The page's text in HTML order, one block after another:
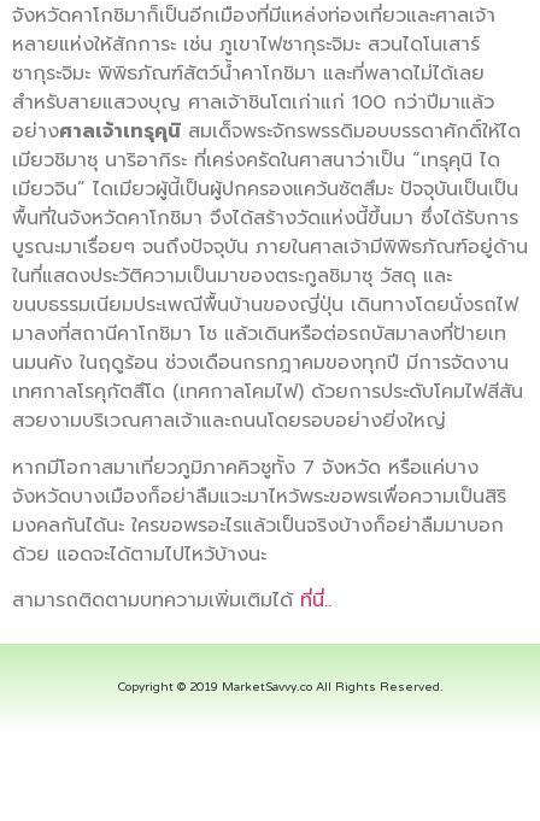
จังหวัดคาโกชิมาก็เป็นอีกเมืองที่มีแหล่งท่องเที่ยวและศาลเจ้า
หลายแห่งให้สักการะ เช่น ภูเขาไฟซากุระจิมะ สวนไดโนเสาร์
ซากุระจิมะ พิพิธภัณฑ์สัตว์น้ำคาโกชิมา และที่พลาดไม่ได้เลย
สำหรับสายแสวงบุญ ศาลเจ้าชินโตเก่าแก่ 100 กว่าปีมาแล้ว
อย่างศาลเจ้าเทรุคุนิ สมเด็จพระจักรพรรดิมอบบรรดาศักดิ์ให้ได
เมียวชิมาซุ นาริอากิระ ที่เคร่งครัดในศาสนาว่าเป็น “เทรุคุนิ ได
เมียวจิน” ไดเมียวผู้นี้เป็นผู้ปกครองแคว้นซัตสึมะ ปัจจุบันเป็นเป็น
พื้นที่ในจังหวัดคาโกชิมา จึงได้สร้างวัดแห่งนี้ขึ้นมา ซึ่งได้รับการ
บูรณะมาเรื่อยๆ จนถึงปัจจุบัน ภายในศาลเจ้ามีพิพิธภัณฑ์อยู่ด้าน
ในที่แสดงประวัติความเป็นมาของตระกูลชิมาซุ วัสดุ และ
ขนบธรรมเนียมประเพณีพื้นบ้านของญี่ปุ่น เดินทางโดยนั่งรถไฟ
มาลงที่สถานีคาโกชิมา โช แล้วเดินหรือต่อรถบัสมาลงที่ป้ายเท
นมนคัง ในฤดูร้อน ช่วงเดือนกรกฎาคมของทุกปี มีการจัดงาน
เทศกาลโรคุกัตสึโด (เทศกาลโคมไฟ) ด้วยการประดับโคมไฟสีสัน
สวยงามบริเวณศาลเจ้าและถนนโดยรอบอย่างยิ่งใหญ่
หากมีโอกาสมาเที่ยวภูมิภาคคิวชูทั้ง 7 จังหวัด หรือแค่บาง
จังหวัดบางเมืองก็อย่าลืมแวะมาไหว้พระขอพรเพื่อความเป็นสิริ
มงคลกันได้นะ ใครขอพรอะไรแล้วเป็นจริงบ้างก็อย่าลืมมาบอก
ด้วย แอดจะได้ตามไปไหว้บ้างนะ
สามารถติดตามบทความเพิ่มเติมได้ ที่นี่..
Copyright © 2019 MarketSavvy.co All Rights Reserved.